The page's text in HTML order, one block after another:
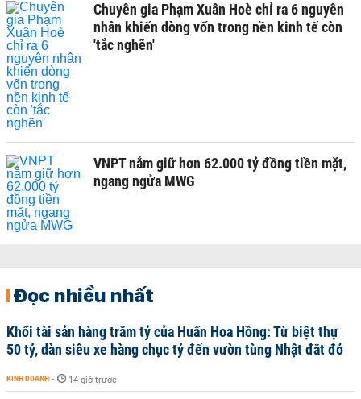
Chuyên gia Phạm Xuân Hoè chỉ ra 6 nguyên
nhân khiến dòng vốn trong nền kinh tế còn
'tắc nghẽn'
VNPT nắm giữ hơn 62.000 tỷ đồng tiền mặt,
ngang ngửa MWG
Đọc nhiều nhất
Khối tài sản hàng trăm tỷ của Huấn Hoa Hồng: Từ biệt thự
50 tỷ, dàn siêu xe hàng chục tỷ đến vườn tùng Nhật đắt đỏ
KINH DOANH - 14 giờ trước